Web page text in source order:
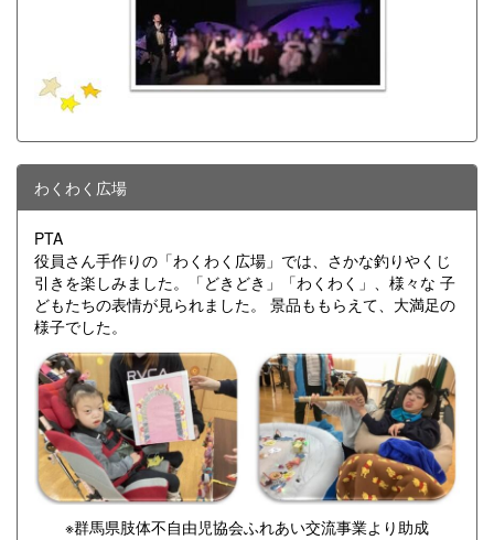
わくわく広場
PTA
役員さん手作りの「わくわく広場」では、さかな釣りやくじ
引きを楽しみました。「どきどき」「わくわく」、様々な 子
どもたちの表情が見られました。 景品ももらえて、大満足の
様子でした。
※群馬県肢体不自由児協会ふれあい交流事業より助成